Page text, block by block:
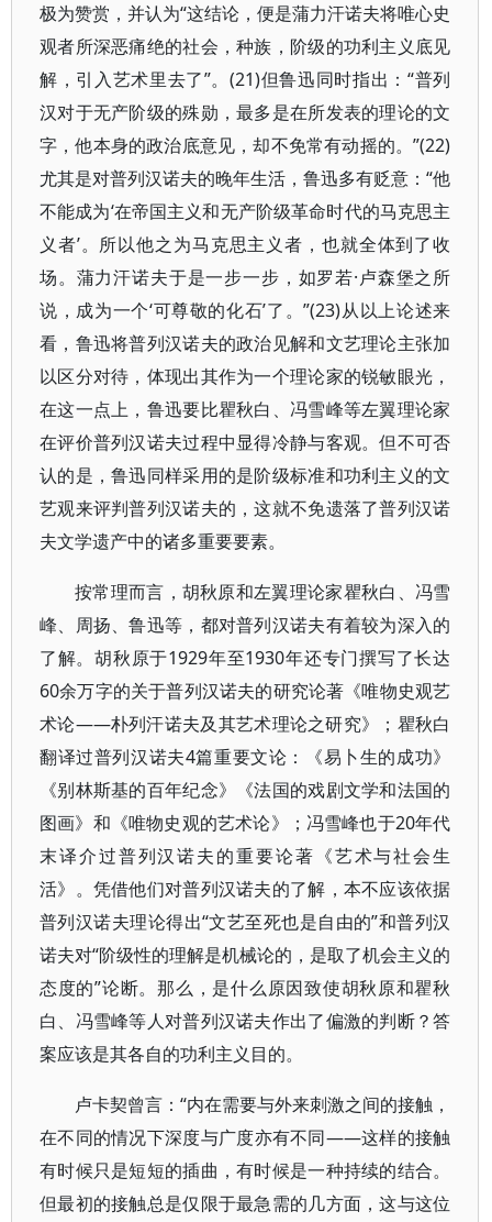
极为赞赏，并认为“这结论，便是蒲力汗诺夫将唯心史
观者所深恶痛绝的社会，种族，阶级的功利主义底见
解，引入艺术里去了”。(21)但鲁迅同时指出：“普列
汉对于无产阶级的殊勋，最多是在所发表的理论的文
字，他本身的政治底意见，却不免常有动摇的。”(22)
尤其是对普列汉诺夫的晚年生活，鲁迅多有贬意：“他
不能成为‘在帝国主义和无产阶级革命时代的马克思主
义者’。所以他之为马克思主义者，也就全体到了收
场。蒲力汗诺夫于是一步一步，如罗若·卢森堡之所
说，成为一个‘可尊敬的化石’了。”(23)从以上论述来
看，鲁迅将普列汉诺夫的政治见解和文艺理论主张加
以区分对待，体现出其作为一个理论家的锐敏眼光，
在这一点上，鲁迅要比瞿秋白、冯雪峰等左翼理论家
在评价普列汉诺夫过程中显得冷静与客观。但不可否
认的是，鲁迅同样采用的是阶级标准和功利主义的文
艺观来评判普列汉诺夫的，这就不免遗落了普列汉诺
夫文学遗产中的诸多重要要素。
按常理而言，胡秋原和左翼理论家瞿秋白、冯雪
峰、周扬、鲁迅等，都对普列汉诺夫有着较为深入的
了解。胡秋原于1929年至1930年还专门撰写了长达
60余万字的关于普列汉诺夫的研究论著《唯物史观艺
术论——朴列汗诺夫及其艺术理论之研究》；瞿秋白
翻译过普列汉诺夫4篇重要文论：《易卜生的成功》
《别林斯基的百年纪念》《法国的戏剧文学和法国的
图画》和《唯物史观的艺术论》；冯雪峰也于20年代
末译介过普列汉诺夫的重要论著《艺术与社会生
活》。凭借他们对普列汉诺夫的了解，本不应该依据
普列汉诺夫理论得出“文艺至死也是自由的”和普列汉
诺夫对“阶级性的理解是机械论的，是取了机会主义的
态度的”论断。那么，是什么原因致使胡秋原和瞿秋
白、冯雪峰等人对普列汉诺夫作出了偏激的判断？答
案应该是其各自的功利主义目的。
卢卡契曾言：“内在需要与外来刺激之间的接触，
在不同的情况下深度与广度亦有不同——这样的接触
有时候只是短短的插曲，有时候是一种持续的结合。
但最初的接触总是仅限于最急需的几方面，这与这位